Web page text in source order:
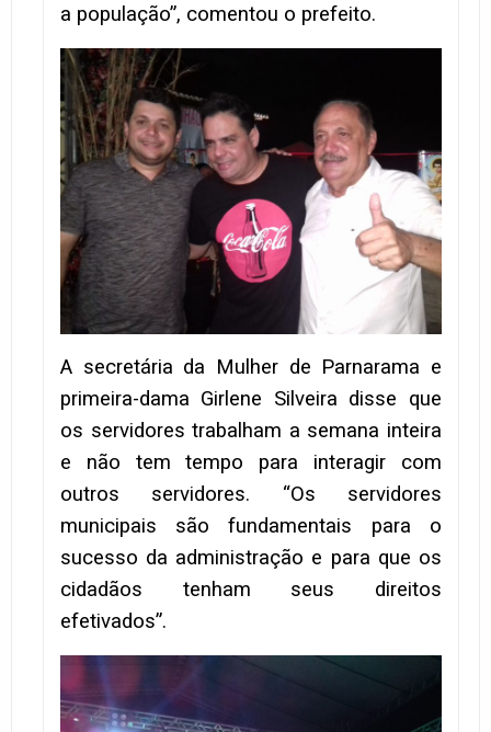
a população”, comentou o prefeito.
A secretária da Mulher de Parnarama e
primeira-dama Girlene Silveira disse que
os servidores trabalham a semana inteira
e não tem tempo para interagir com
outros servidores. “Os servidores
municipais são fundamentais para o
sucesso da administração e para que os
cidadãos tenham seus direitos
efetivados”.